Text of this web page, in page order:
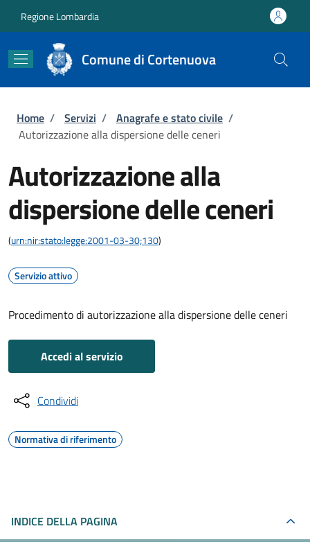
Regione Lombardia
Comune di Cortenuova
Briciole di pane
Home / Servizi / Anagrafe e stato civile /
Autorizzazione alla dispersione delle ceneri
Autorizzazione alla
dispersione delle ceneri
(urn:nir:stato:legge:2001-03-30;130)
Servizio attivo
Procedimento di autorizzazione alla dispersione delle ceneri
Accedi al servizio
Condividi
Normativa di riferimento
INDICE DELLA PAGINA